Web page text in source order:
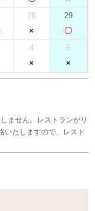
28 29
4 5
ません。レストランがリ
いたしますので、レスト